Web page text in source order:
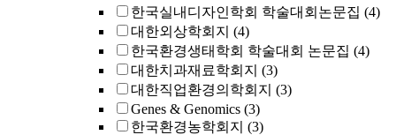
한국실내디자인학회 학술대회논문집 (4)
대한외상학회지 (4)
한국환경생태학회 학술대회 논문집 (4)
대한치과재료학회지 (3)
대한직업환경의학회지 (3)
Genes & Genomics (3)
한국환경농학회지 (3)